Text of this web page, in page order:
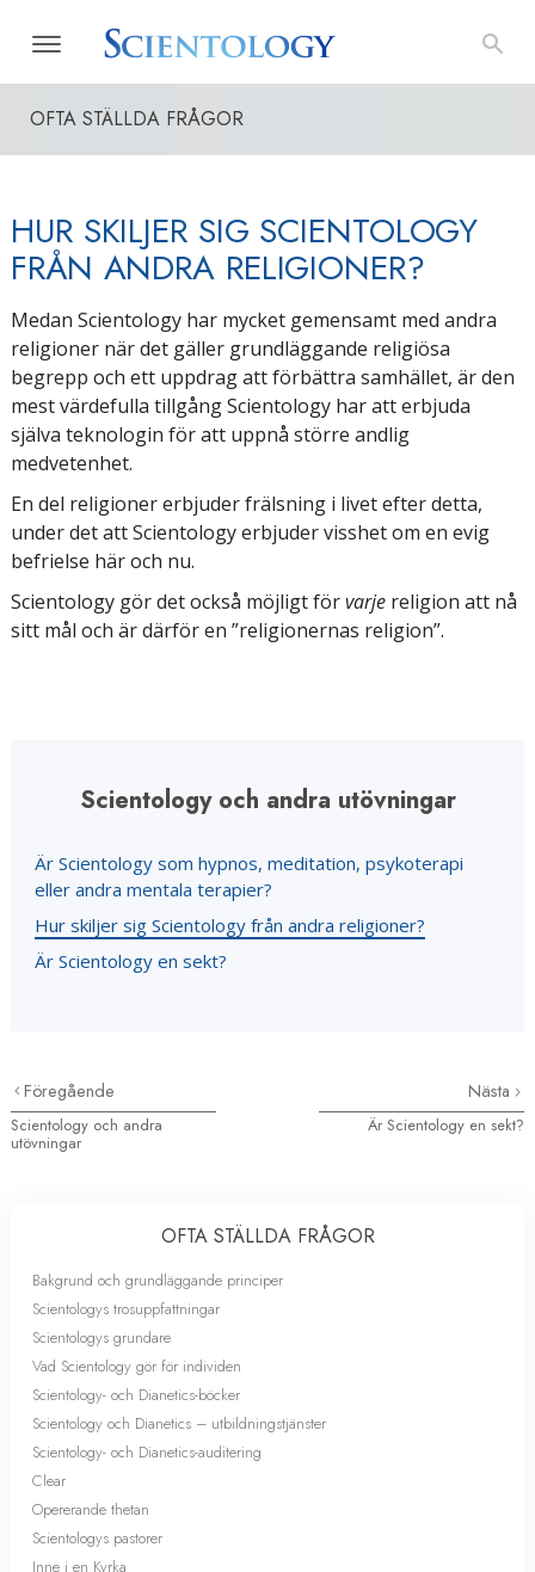
OFTA STÄLLDA FRÅGOR
HUR SKILJER SIG SCIENTOLOGY
FRÅN ANDRA RELIGIONER?
Medan Scientology har mycket gemensamt med andra
religioner när det gäller grundläggande religiösa
begrepp och ett uppdrag att förbättra samhället, är den
mest värdefulla tillgång Scientology har att erbjuda
själva teknologin för att uppnå större andlig
medvetenhet.
En del religioner erbjuder frälsning i livet efter detta,
under det att Scientology erbjuder visshet om en evig
befrielse här och nu.
Scientology gör det också möjligt förvarje religion att nå
sitt mål och är därför en ”religionernas religion”.
Scientology och andra utövningar
Är Scientology som hypnos, meditation, psykoterapi
eller andra mentala terapier?
Hur skiljer sig Scientology från andra religioner?
Är Scientology en sekt?
Föregående
Scientology och andra
utövningar
Nästa
Är Scientology en sekt?
OFTA STÄLLDA FRÅGOR
Bakgrund och grundläggande principer
Scientologys trosuppfattningar
Scientologys grundare
Vad Scientology gör för individen
Scientology- och Dianetics-böcker
Scientology och Dianetics – utbildningstjänster
Scientology- och Dianetics-auditering
Clear
Opererande thetan
Scientologys pastorer
Inne i en Kyrka